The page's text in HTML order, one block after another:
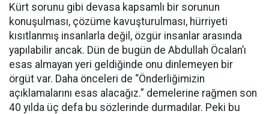
Kürt sorunu gibi devasa kapsamlı bir sorunun
konuşulması, çözüme kavuşturulması, hürriyeti
kısıtlanmış insanlarla değil, özgür insanlar arasında
yapılabilir ancak. Dün de bugün de Abdullah Öcalan’ı
esas almayan yeri geldiğinde onu dinlemeyen bir
örgüt var. Daha önceleri de “Önderliğimizin
açıklamalarını esas alacağız.” demelerine rağmen son
40 yılda üç defa bu sözlerinde durmadılar. Peki bu